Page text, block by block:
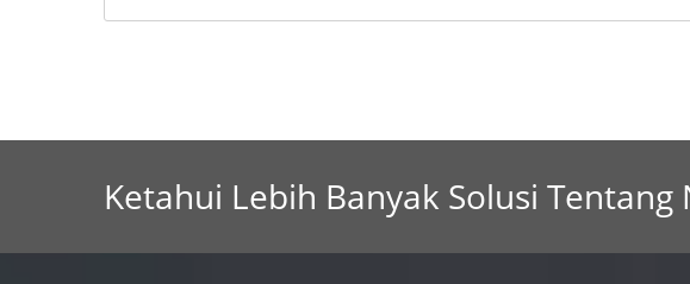
Ketahui Lebih Banyak Solusi Tentang